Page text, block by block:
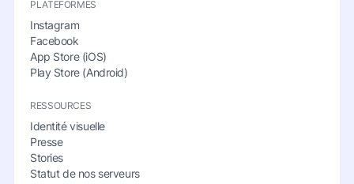
PLATEFORMES
Instagram
Facebook
App Store (iOS)
Play Store (Android)
RESSOURCES
Identité visuelle
Presse
Stories
Statut de nos serveurs